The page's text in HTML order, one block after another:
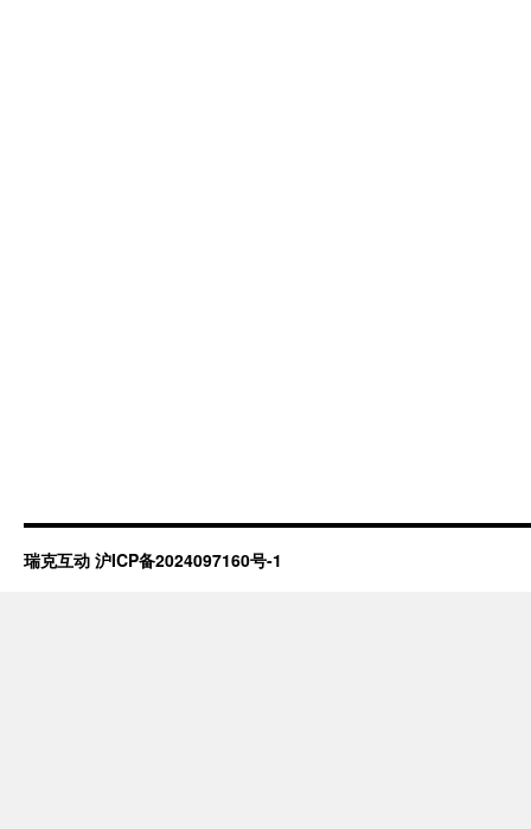
瑞克互动 沪ICP备2024097160号-1